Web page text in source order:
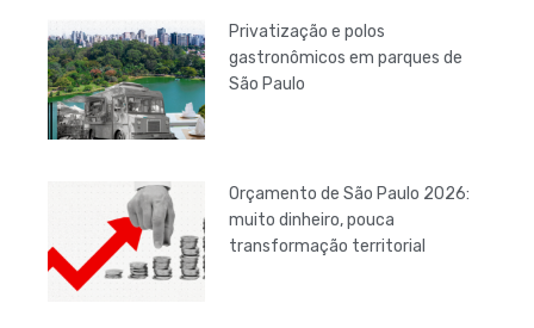
Privatização e polos
gastronômicos em parques de
São Paulo
Orçamento de São Paulo 2026:
muito dinheiro, pouca
transformação territorial